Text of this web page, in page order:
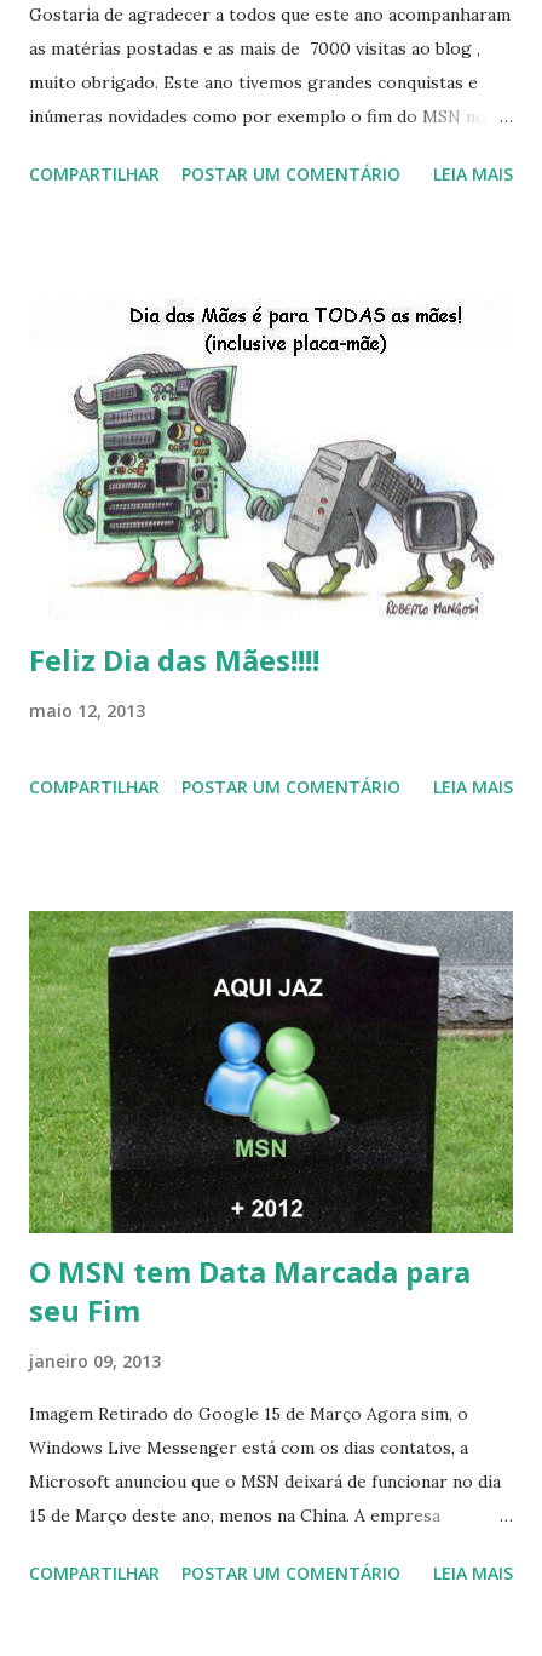
Gostaria de agradecer a todos que este ano acompanharam
as matérias postadas e as mais de 7000 visitas ao blog ,
muito obrigado. Este ano tivemos grandes conquistas e
inúmeras novidades como por exemplo o fim do MSN no
do Kaiana que será lançada em 2013, distro nacional , a
do LibreOffice , o IX Latinoware, a Microsoft boicotando o
Linux (como sempre), o lançamento do Windows 8 e a sua
baixa taxa de adesão pelos usuários, entre out ros. Gostaria
de desejar a todos Boas Festas e que em 2013 possamos
estar juntos novamente. Feliz Natal!!!! F eli z 2013 a todos!!!
COMPARTILHAR POSTAR UM COMENTÁRIO LEIA MAIS
Feliz Dia das Mães!!!!
maio 12, 2013
COMPARTILHAR POSTAR UM COMENTÁRIO LEIA MAIS
O MSN tem Data Marcada para
seu Fim
janeiro 09, 2013
Imagem Retirado do Google 15 de Março Agora sim, o
Windows Live Messenger está com os dias contatos, a
Microsoft anunciou que o MSN deixará de funcionar no dia
15 de Março deste ano, menos na China. A empresa
integrado com o serviço do MSN, segundo a empresa, os
COMPARTILHAR POSTAR UM COMENTÁRIO LEIA MAIS